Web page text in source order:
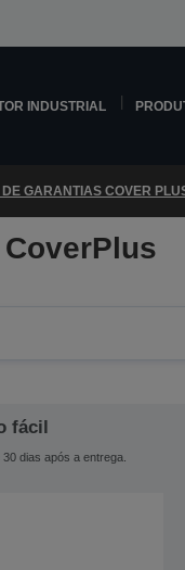
INDUSTRIAL
DE GARANTIAS COVER
CoverPlus
fácil
dias após a entrega.